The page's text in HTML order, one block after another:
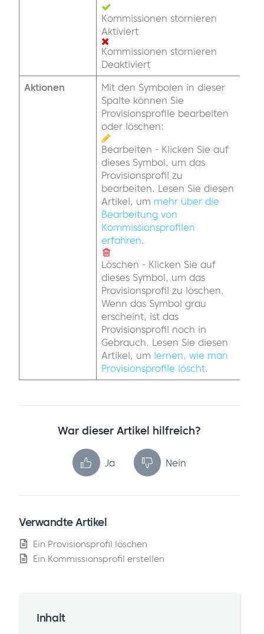
Kommissionen stornieren
Aktiviert
Kommissionen stornieren
Deaktiviert
Aktionen
Mit den Symbolen in dieser
Spalte können Sie
Provisionsprofile bearbeiten
oder löschen:
Bearbeiten - Klicken Sie auf
dieses Symbol, um das
Provisionsprofil zu
bearbeiten. Lesen Sie diesen
Artikel, um mehr über die
Bearbeitung von
Kommissionsprofilen
erfahren.
Löschen - Klicken Sie auf
dieses Symbol, um das
Provisionsprofil zu löschen.
Wenn das Symbol grau
erscheint, ist das
Provisionsprofil noch in
Gebrauch. Lesen Sie diesen
Artikel, um lernen, wie man
Provisionsprofile löscht.
War dieser Artikel hilfreich?
Ja Nein
Verwandte Artikel
Ein Provisionsprofil löschen
Ein Kommissionsprofil erstellen
Inhalt